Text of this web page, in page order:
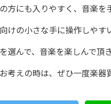
方にも入りやすく、音楽を
けの小さな手に操作しやす
んで、音楽を楽しんで頂
考えの時は、ぜひ一度楽器